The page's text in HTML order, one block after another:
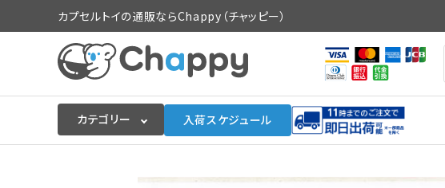
カプセルトイの通販ならChappy（チャッピー）
カテゴリー 入荷スケジュール